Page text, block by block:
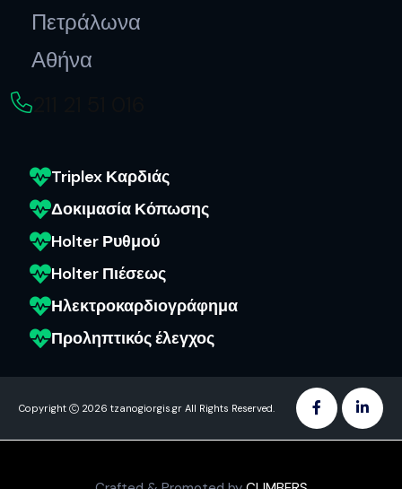
Πετράλωνα
Αθήνα
Triplex Καρδιάς
Δοκιμασία Κόπωσης
Holter Ρυθμού
Holter Πιέσεως
Ηλεκτροκαρδιογράφημα
Προληπτικός έλεγχος
Copyright 2026 tzanogiorgis.gr All Rights Reserved.